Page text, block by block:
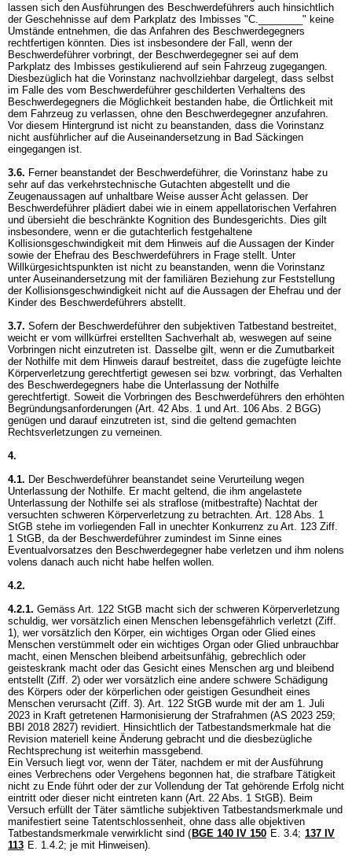
lassen sich den Ausführungen des Beschwerdeführers auch hinsichtlich
der Geschehnisse auf dem Parkplatz des Imbisses "C.________" keine
Umstände entnehmen, die das Anfahren des Beschwerdegegners
rechtfertigen könnten. Dies ist insbesondere der Fall, wenn der
Beschwerdeführer vorbringt, der Beschwerdegegner sei auf dem
Parkplatz des Imbisses gestikulierend auf sein Fahrzeug zugegangen.
Diesbezüglich hat die Vorinstanz nachvollziehbar dargelegt, dass selbst
im Falle des vom Beschwerdeführer geschilderten Verhaltens des
Beschwerdegegners die Möglichkeit bestanden habe, die Örtlichkeit mit
dem Fahrzeug zu verlassen, ohne den Beschwerdegegner anzufahren.
Vor diesem Hintergrund ist nicht zu beanstanden, dass die Vorinstanz
nicht ausführlicher auf die Auseinandersetzung in Bad Säckingen
eingegangen ist.
3.6. Ferner beanstandet der Beschwerdeführer, die Vorinstanz habe zu
sehr auf das verkehrstechnische Gutachten abgestellt und die
Zeugenaussagen auf unhaltbare Weise ausser Acht gelassen. Der
Beschwerdeführer plädiert dabei wie in einem appellatorischen Verfahren
und übersieht die beschränkte Kognition des Bundesgerichts. Dies gilt
insbesondere, wenn er die gutachterlich festgehaltene
Kollisionsgeschwindigkeit mit dem Hinweis auf die Aussagen der Kinder
sowie der Ehefrau des Beschwerdeführers in Frage stellt. Unter
Willkürgesichtspunkten ist nicht zu beanstanden, wenn die Vorinstanz
unter Auseinandersetzung mit der familiären Beziehung zur Feststellung
der Kollisionsgeschwindigkeit nicht auf die Aussagen der Ehefrau und der
Kinder des Beschwerdeführers abstellt.
3.7. Sofern der Beschwerdeführer den subjektiven Tatbestand bestreitet,
weicht er vom willkürfrei erstellten Sachverhalt ab, weswegen auf seine
Vorbringen nicht einzutreten ist. Dasselbe gilt, wenn er die Zumutbarkeit
der Nothilfe mit dem Hinweis darauf bestreitet, dass die zugefügte leichte
Körperverletzung gerechtfertigt gewesen sei bzw. vorbringt, das Verhalten
des Beschwerdegegners habe die Unterlassung der Nothilfe
gerechtfertigt. Soweit die Vorbringen des Beschwerdeführers den erhöhten
Begründungsanforderungen (Art. 42 Abs. 1 und Art. 106 Abs. 2 BGG)
genügen und darauf einzutreten ist, sind die geltend gemachten
Rechtsverletzungen zu verneinen.
4.
4.1. Der Beschwerdeführer beanstandet seine Verurteilung wegen
Unterlassung der Nothilfe. Er macht geltend, die ihm angelastete
Unterlassung der Nothilfe sei als straflose (mitbestrafte) Nachtat der
versuchten schweren Körperverletzung zu betrachten. Art. 128 Abs. 1
StGB stehe im vorliegenden Fall in unechter Konkurrenz zu Art. 123 Ziff.
1 StGB, da der Beschwerdeführer zumindest im Sinne eines
Eventualvorsatzes den Beschwerdegegner habe verletzen und ihm nolens
volens danach auch nicht habe helfen wollen.
4.2.
4.2.1. Gemäss Art. 122 StGB macht sich der schweren Körperverletzung
schuldig, wer vorsätzlich einen Menschen lebensgefährlich verletzt (Ziff.
1), wer vorsätzlich den Körper, ein wichtiges Organ oder Glied eines
Menschen verstümmelt oder ein wichtiges Organ oder Glied unbrauchbar
macht, einen Menschen bleibend arbeitsunfähig, gebrechlich oder
geisteskrank macht oder das Gesicht eines Menschen arg und bleibend
entstellt (Ziff. 2) oder wer vorsätzlich eine andere schwere Schädigung
des Körpers oder der körperlichen oder geistigen Gesundheit eines
Menschen verursacht (Ziff. 3). Art. 122 StGB wurde mit der am 1. Juli
2023 in Kraft getretenen Harmonisierung der Strafrahmen (AS 2023 259;
BBl 2018 2827) revidiert. Hinsichtlich der Tatbestandsmerkmale hat die
Revision materiell keine Änderung gebracht und die diesbezügliche
Rechtsprechung ist weiterhin massgebend.
Ein Versuch liegt vor, wenn der Täter, nachdem er mit der Ausführung
eines Verbrechens oder Vergehens begonnen hat, die strafbare Tätigkeit
nicht zu Ende führt oder der zur Vollendung der Tat gehörende Erfolg nicht
eintritt oder dieser nicht eintreten kann (Art. 22 Abs. 1 StGB). Beim
Versuch erfüllt der Täter sämtliche subjektiven Tatbestandsmerkmale und
manifestiert seine Tatentschlossenheit, ohne dass alle objektiven
Tatbestandsmerkmale verwirklicht sind ( BGE 140 IV 150 E. 3.4; 137 IV
113 E. 1.4.2; je mit Hinweisen).